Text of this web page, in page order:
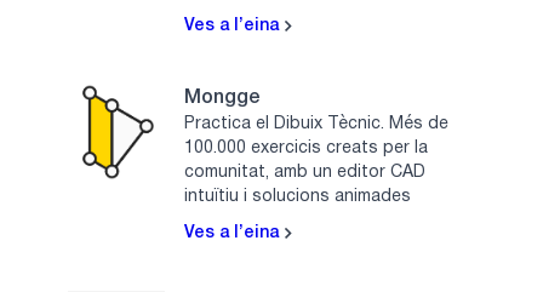
Ves a l’eina
Mongge
Practica el Dibuix Tècnic. Més de
100.000 exercicis creats per la
comunitat, amb un editor CAD
intuïtiu i solucions animades
Ves a l’eina